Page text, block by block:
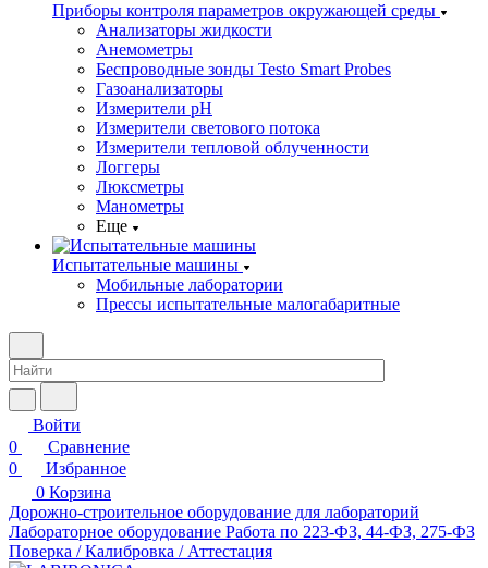
Приборы контроля параметров окружающей среды
Анализаторы жидкости
Анемометры
Беспроводные зонды Testo Smart Probes
Газоанализаторы
Измерители pH
Измерители светового потока
Измерители тепловой облученности
Логгеры
Люксметры
Манометры
Еще
Испытательные машины
Мобильные лаборатории
Прессы испытательные малогабаритные
Войти
0
Сравнение
0
Избранное
0 Корзина
Дорожно-строительное оборудование для лабораторий
Лабораторное оборудование Работа по 223-ФЗ, 44-ФЗ, 275-ФЗ
Поверка / Калибровка / Аттестация